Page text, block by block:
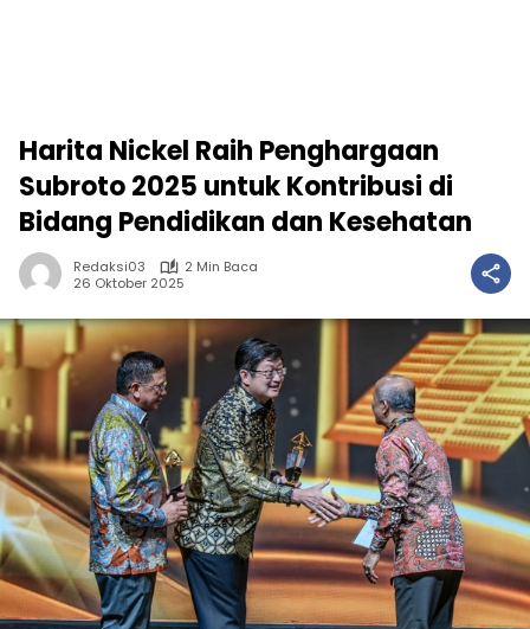
Harita Nickel Raih Penghargaan
Subroto 2025 untuk Kontribusi di
Bidang Pendidikan dan Kesehatan
Redaksi03
2 Min Baca
26 Oktober 2025